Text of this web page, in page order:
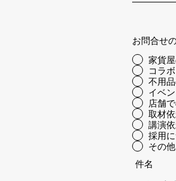
お問合せ
家貨
コラ
不用
イベ
店舗
取材
講演
採用
その他
件名